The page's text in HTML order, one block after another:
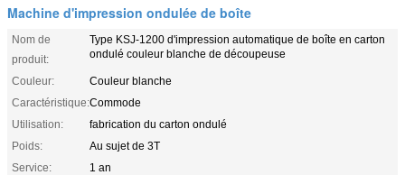
Machine d'impression ondulée de boîte
Nom de
produit:
Type KSJ-1200 d'impression automatique de boîte en carton
ondulé couleur blanche de découpeuse
Couleur:
Couleur blanche
Caractéristique:Commode
Utilisation:
fabrication du carton ondulé
Poids:
Au sujet de 3T
Service:
1 an